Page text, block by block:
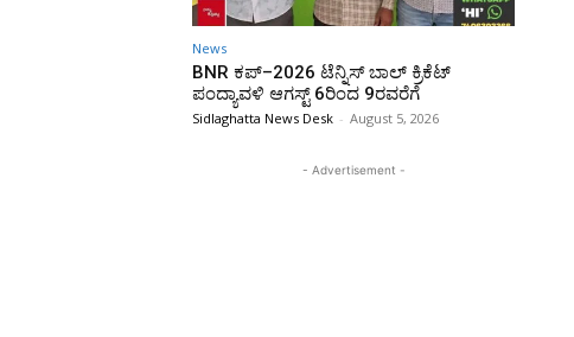
News
BNR ಕಪ್–2026 ಟೆನ್ನಿಸ್ ಬಾಲ್ ಕ್ರಿಕೆಟ್
ಪಂದ್ಯಾವಳಿ ಆಗಸ್ಟ್ 6ರಿಂದ 9ರವರೆಗೆ
Sidlaghatta News Desk - August 5, 2026
- Advertisement -